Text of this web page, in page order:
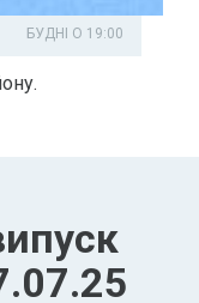
БУДНІ О 19:00